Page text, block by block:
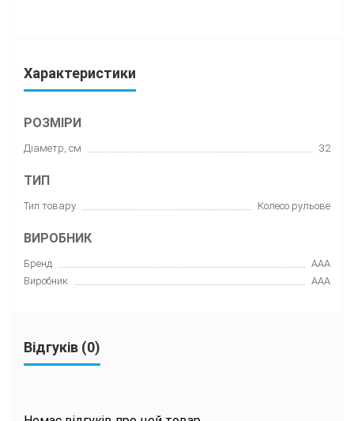
Характеристики
РОЗМІРИ
Діаметр, см 32
ТИП
Тип товару Колесо рульове
ВИРОБНИК
Бренд
AAA
Виробник
AAA
Відгуків (0)